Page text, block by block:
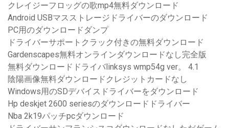
クレイジーフロッグの歌mp4無料ダウンロード
Android USBマスストレージドライバーのダウンロード
PC用のダウンロードダンプ
ドライバーサポートクラック付きの無料ダウンロード
Gardenscapes無料オンラインダウンロードなし完全版
無料ダウンロードドライバlinksys wmp54g ver。 4.1
陰陽画像無料ダウンロードクレジットカードなし
Windows用のSDデバイスドライバーをダウンロード
Hp deskjet 2600 seriesのダウンロードドライバー
Nba 2k19パッチpcダウンロード